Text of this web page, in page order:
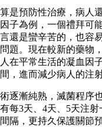
是預防性治療，病人
子為例，一個禮拜可
還是蠻辛苦的，也容
題。現在較新的藥物
在平常生活的凝血因
，進而減少病人的注射
逐漸純熟，滅菌程序
每3天、4天、5天注
隔，更持久保護關節